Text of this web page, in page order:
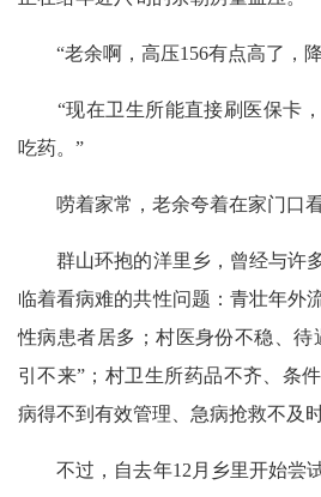
“老余啊，高压156有点高了，降
“现在卫生所能直接刷医保卡，
吃药。”
唠着家常，老余夸着在家门口看
群山环抱的洋里乡，曾经与许
临着看病难的共性问题：青壮年外
性病患者居多；村医身份不稳、待
引不来”；村卫生所药品不齐、条
病得不到有效管理、急病抢救不
不过，自去年12月乡里开始尝